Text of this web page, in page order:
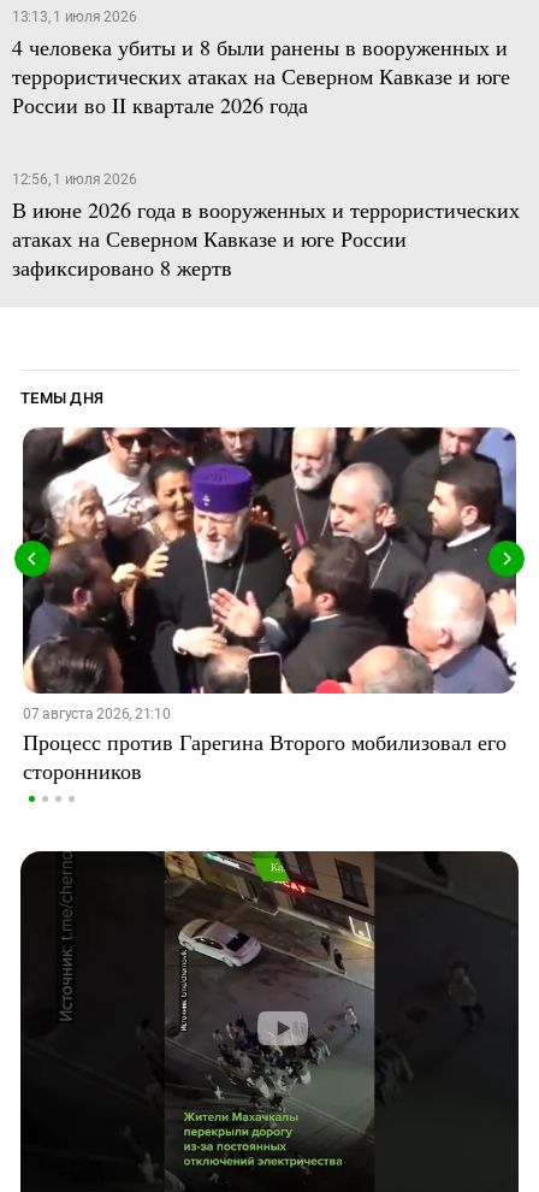
13:13, 1 июля 2026
4 человека убиты и 8 были ранены в вооруженных и
террористических атаках на Северном Кавказе и юге
России во II квартале 2026 года
12:56, 1 июля 2026
В июне 2026 года в вооруженных и террористических
атаках на Северном Кавказе и юге России
зафиксировано 8 жертв
ТЕМЫ ДНЯ
07 августа 2026, 21:10
Процесс против Гарегина Второго мобилизовал его
сторонников